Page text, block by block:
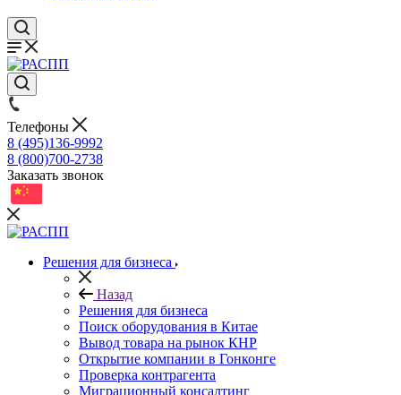
Телефоны
8 (495)136-9992
8 (800)700-2738
Заказать звонок
Решения для бизнеса
Назад
Решения для бизнеса
Поиск оборудования в Китае
Вывод товара на рынок КНР
Открытие компании в Гонконге
Проверка контрагента
Миграционный консалтинг